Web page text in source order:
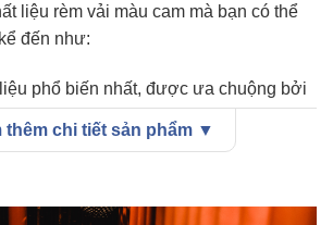
liệu rèm vải màu cam mà bạn có thể
đến như:
phổ biến nhất, được ưa chuộng bởi
thêm chi tiết sản phẩm ▼